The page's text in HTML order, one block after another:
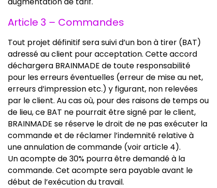
Article 3 – Commandes
Tout projet définitif sera suivi d’un bon à tirer (BAT)
adressé au client pour acceptation. Cette accord
déchargera BRAINMADE de toute responsabilité
pour les erreurs éventuelles (erreur de mise au net,
erreurs d’impression etc.) y figurant, non relevées
par le client. Au cas où, pour des raisons de temps ou
de lieu, ce BAT ne pourrait être signé par le client,
BRAINMADE se réserve le droit de ne pas exécuter la
commande et de réclamer l’indemnité relative à
une annulation de commande (voir article 4).
Un acompte de 30% pourra être demandé à la
commande. Cet acompte sera payable avant le
début de l’exécution du travail.